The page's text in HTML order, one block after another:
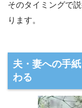
そのタイミングで
ります。
夫・妻への手
わる